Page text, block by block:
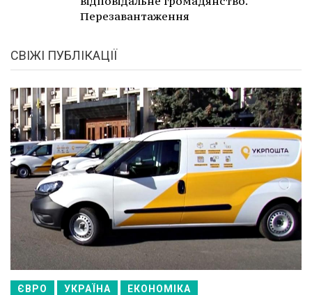
Перезавантаження
СВІЖІ ПУБЛІКАЦІЇ
ЄВРО УКРАЇНА ЕКОНОМІКА